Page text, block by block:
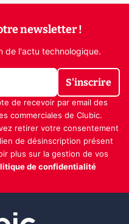
newsletter !
de l'actu technologique.
S'inscrire
de recevoir par email des
commerciales de Clubic.
retirer votre consentement
de désinscription présent
plus sur la gestion de vos
de confidentialité